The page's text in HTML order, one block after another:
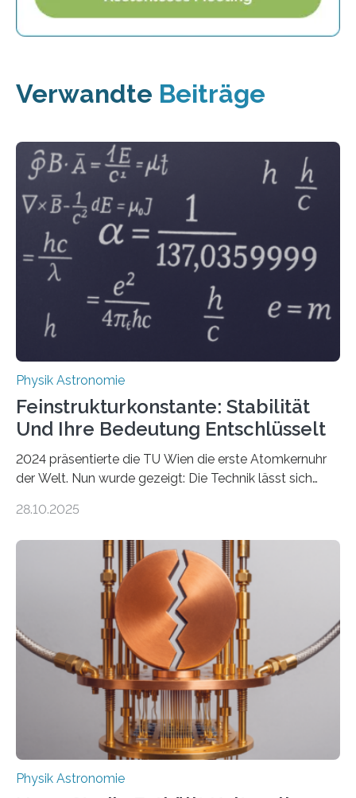
Verwandte Beiträge
Physik Astronomie
Feinstrukturkonstante: Stabilität
Und Ihre Bedeutung Entschlüsselt
2024 präsentierte die TU Wien die erste Atomkernuhr
der Welt. Nun wurde gezeigt: Die Technik lässt sich
fundamentalen Physik nachzugehen. Thorium-
Messungen verwenden. Das hatte man jahrzehntelang
vermutet, weltweit war nach den passenden
Atomkern-Zuständen gesucht worden, 2024 gelang
einem Team der TU Wien mit Unterstützung
internationaler Partner der entscheidende Durchbruch:
Der lange diskutierte Thorium-Kernübergang wurde
gefunden. Kurz darauf konnte man zeigen, dass sich
Thorium tatsächlich nutzen lässt, um hochpräzise…
28.10.2025
Physik Astronomie